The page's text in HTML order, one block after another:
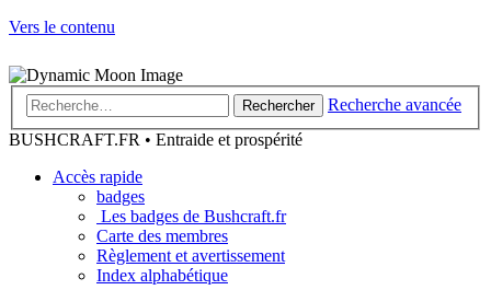
Vers le contenu
Rechercher
Recherche avancée
BUSHCRAFT.FR • Entraide et prospérité
Accès rapide
badges
Les badges de Bushcraft.fr
Carte des membres
Règlement et avertissement
Index alphabétique